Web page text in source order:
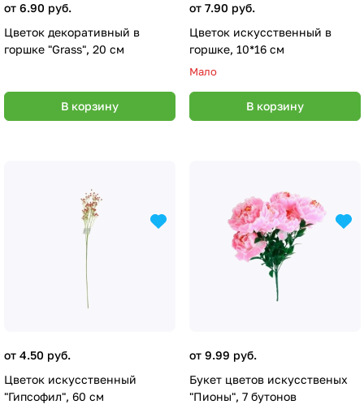
от 6.90 руб.
Цветок декоративный в
горшке "Grass", 20 см
В корзину
от 7.90 руб.
Цветок искуcственный в
горшке, 10*16 см
Мало
В корзину
от 4.50 руб.
Цветок искуcственный
"Гипсофил", 60 см
от 9.99 руб.
Букет цветов искусственых
"Пионы", 7 бутонов